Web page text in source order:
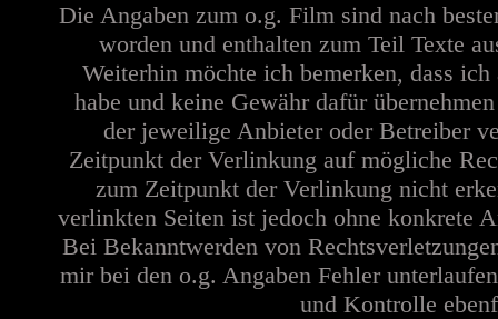
Die Angaben zum o.g. Film sind nach
worden und enthalten zum Teil Texte
Weiterhin möchte ich bemerken, dass
habe und keine Gewähr dafür
der jeweilige Anbieter oder Betreiber
Zeitpunkt der Verlinkung auf mögliche
zum Zeitpunkt der Verlinkung nicht
verlinkten Seiten ist jedoch ohne konkrete
Bei Bekanntwerden von
mir bei den o.g. Angaben Fehler
und Kontrolle